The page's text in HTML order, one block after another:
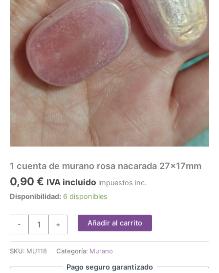
1 cuenta de murano rosa nacarada 27x17mm
0,90 € IVA incluido impuestos inc.
Disponibilidad: 6 disponibles
-
murano
nacarada
+ Añadir al carrito
SKU: MU118 Categoría: Murano
Pago seguro garantizado